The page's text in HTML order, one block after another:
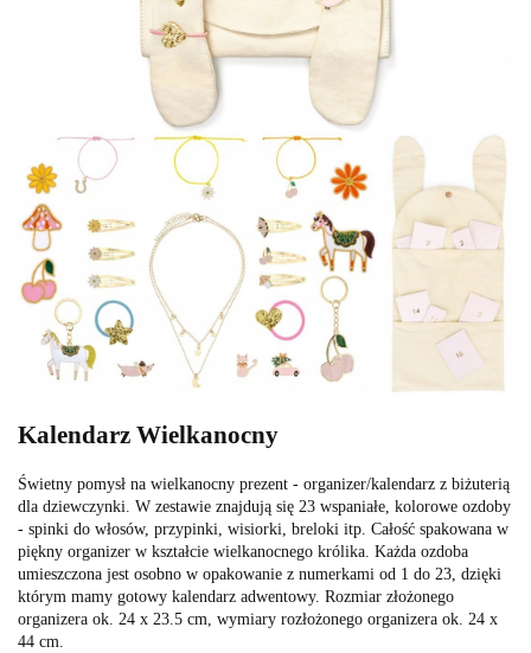
Kalendarz Wielkanocny
Świetny pomysł na wielkanocny prezent - organizer/kalendarz z biżuterią
dla dziewczynki. W zestawie znajdują się 23 wspaniałe, kolorowe ozdoby
- spinki do włosów, przypinki, wisiorki, breloki itp. Całość spakowana w
piękny organizer w kształcie wielkanocnego królika. Każda ozdoba
umieszczona jest osobno w opakowanie z numerkami od 1 do 23, dzięki
którym mamy gotowy kalendarz adwentowy. Rozmiar złożonego
organizera ok. 24 x 23.5 cm, wymiary rozłożonego organizera ok. 24 x
44 cm.